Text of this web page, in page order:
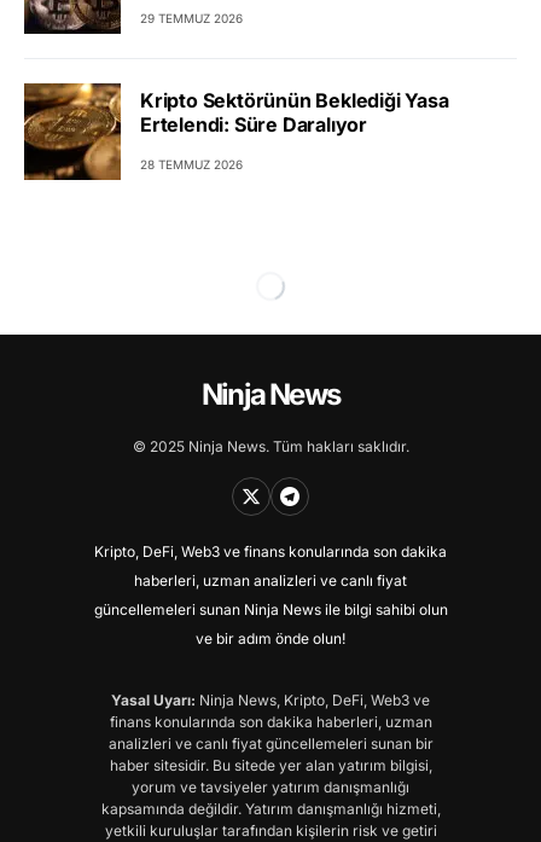
29 TEMMUZ 2026
Kripto Sektörünün Beklediği Yasa
Ertelendi: Süre Daralıyor
28 TEMMUZ 2026
Ninja News
© 2025 Ninja News. Tüm hakları saklıdır.
Kripto, DeFi, Web3 ve finans konularında son dakika
haberleri, uzman analizleri ve canlı fiyat
güncellemeleri sunan Ninja News ile bilgi sahibi olun
ve bir adım önde olun!
Yasal Uyarı: Ninja News, Kripto, DeFi, Web3 ve
finans konularında son dakika haberleri, uzman
analizleri ve canlı fiyat güncellemeleri sunan bir
haber sitesidir. Bu sitede yer alan yatırım bilgisi,
yorum ve tavsiyeler yatırım danışmanlığı
kapsamında değildir. Yatırım danışmanlığı hizmeti,
yetkili kuruluşlar tarafından kişilerin risk ve getiri